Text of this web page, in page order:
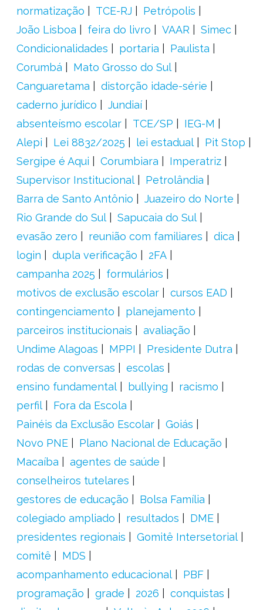
normatização
TCE-RJ
Petrópolis
João Lisboa
feira do livro VAAR
Simec
Condicionalidades
portaria
Paulista
Corumbá
Mato Grosso do Sul
Canguaretama
distorção idade-série
caderno jurídico
Jundiaí
absenteísmo escolar
TCE/SP
IEG-M
Alepi
Lei 8832/2025 lei estadual
Pit Stop
Sergipe é Aqui
Corumbiara
Imperatriz
Supervisor Institucional
Petrolândia
Barra de Santo Antônio
Juazeiro do Norte
Rio Grande do Sul
Sapucaia do Sul
evasão zero
reunião com familiares
dica
login
dupla verificação
2FA
campanha 2025
formulários
motivos de exclusão escolar
cursos EAD
contingenciamento
planejamento
parceiros institucionais
avaliação
Undime Alagoas
MPPI
Presidente Dutra
rodas de conversas
escolas
ensino fundamental
bullying
racismo
perfil
Fora da Escola
Painéis da Exclusão Escolar
Goiás
Novo PNE
Plano Nacional de Educação
Macaíba
agentes de saúde
conselheiros tutelares
gestores de educação
Bolsa Família
colegiado ampliado
resultados
DME
presidentes regionais
Gomitê Intersetorial
comitê
MDS
acompanhamento educacional
PBF
programação
grade 2026
conquistas